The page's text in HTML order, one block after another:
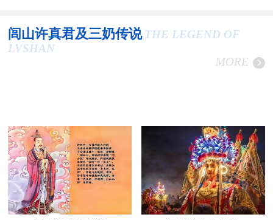
闾山许真君及三奶传说 THE LEGEND OF
LVSHAN
MORE